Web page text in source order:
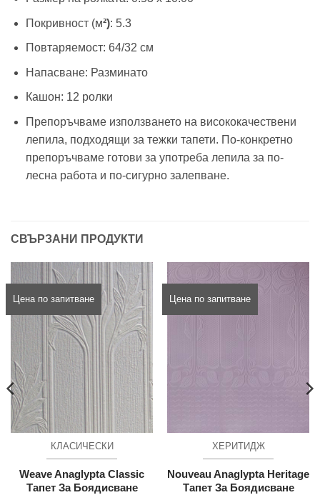
Покривност (м²): 5.3
Повтаряемост: 64/32 см
Напасване: Разминато
Кашон: 12 ролки
Препоръчваме използването на висококачествени
лепила, подходящи за тежки тапети. По-конкретно
препоръчваме готови за употреба лепила за по-
лесна работа и по-сигурно залепване.
СВЪРЗАНИ ПРОДУКТИ
Цена по запитване
КЛАСИЧЕСКИ
Weave Anaglypta Classic
Тапет За Боядисване
Цена по запитване
ХЕРИТИДЖ
Nouveau Anaglypta Heritage
Тапет За Боядисване